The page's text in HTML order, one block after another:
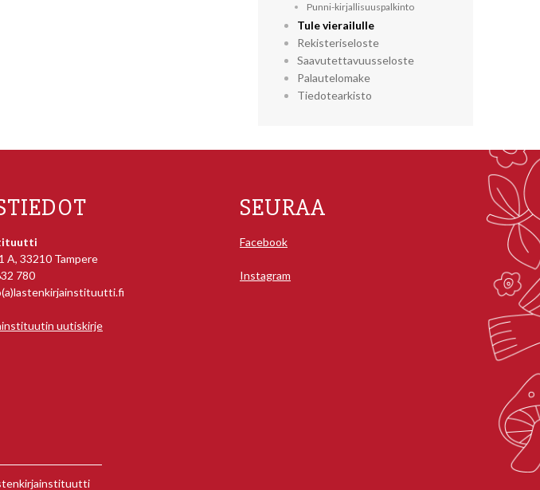
Punni-kirjallisuuspalkinto
Tule vierailulle
Rekisteriseloste
Saavutettavuusseloste
Palautelomake
Tiedotearkisto
A, 33210 Tampere
780
uutiskirje
SEURAA
Facebook
Instagram